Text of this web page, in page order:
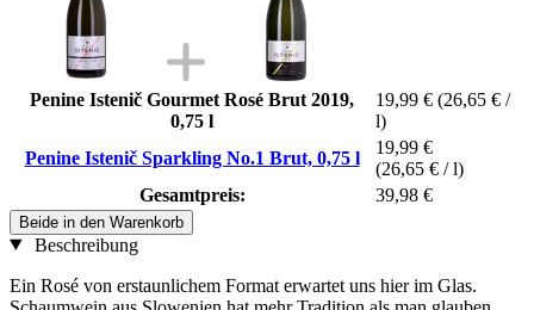
Penine Istenič Gourmet Rosé Brut 2019,
0,75 l
19,99 € (26,65 € /
l)
Penine Istenič Sparkling No.1 Brut, 0,75 l
19,99 €
(26,65 € / l)
Gesamtpreis:
39,98 €
Beide in den Warenkorb
Beschreibung
Ein Rosé von erstaunlichem Format erwartet uns hier im Glas.